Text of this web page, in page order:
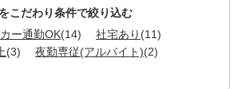
こだわり条件で絞り込む
ー通勤OK(14) 社宅あり (11)
(3) 夜勤専従(アルバイト)(2)